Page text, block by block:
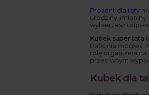
Prezent dla taty
urodziny,
wybierzesz
Kubek super tata
trafić nie mogłeś.
rolę organizera na
przeciwnym
Kubek dla